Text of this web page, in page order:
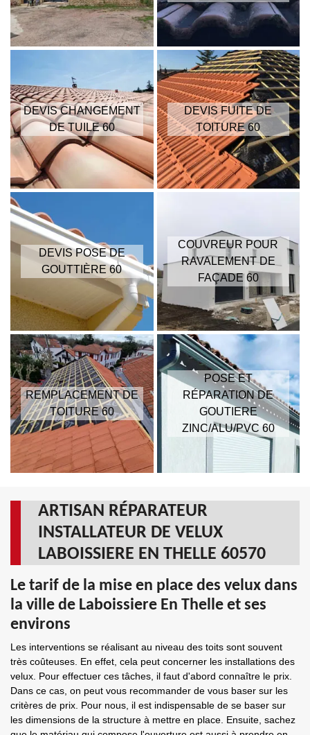
DEVIS CHANGEMENT
DE TUILE 60
DEVIS FUITE DE
TOITURE 60
DEVIS POSE DE
GOUTTIÈRE 60
COUVREUR POUR
RAVALEMENT DE
FAÇADE 60
REMPLACEMENT DE
TOITURE 60
POSE ET
RÉPARATION DE
GOUTIERE
ZINC/ALU/PVC 60
ARTISAN RÉPARATEUR
INSTALLATEUR DE VELUX
LABOISSIERE EN THELLE 60570
Le tarif de la mise en place des velux dans
la ville de Laboissiere En Thelle et ses
environs
Les interventions se réalisant au niveau des toits sont souvent
très coûteuses. En effet, cela peut concerner les installations des
velux. Pour effectuer ces tâches, il faut d'abord connaître le prix.
Dans ce cas, on peut vous recommander de vous baser sur les
critères de prix. Pour nous, il est indispensable de se baser sur
les dimensions de la structure à mettre en place. Ensuite, sachez